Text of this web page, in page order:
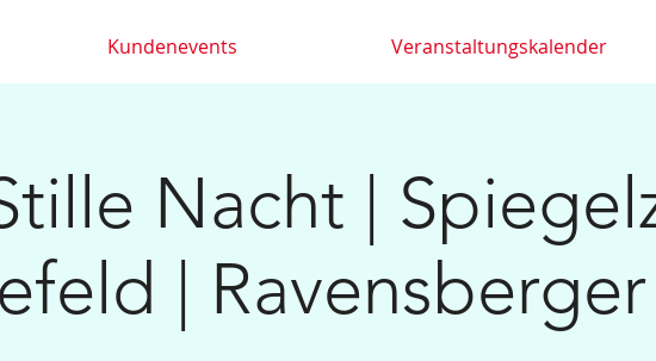
Kundenevents Veranstaltungskalender
Nacht |
|